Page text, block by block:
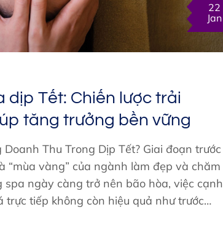
22
Jan
dịp Tết: Chiến lược trải
tăng trưởng bền vững
Thu Trong Dịp Tết? Giai đoạn trước
“mùa vàng” của ngành làm đẹp và chăm
spa ngày càng trở nên bão hòa, việc cạnh
tiếp không còn hiệu quả như trước…